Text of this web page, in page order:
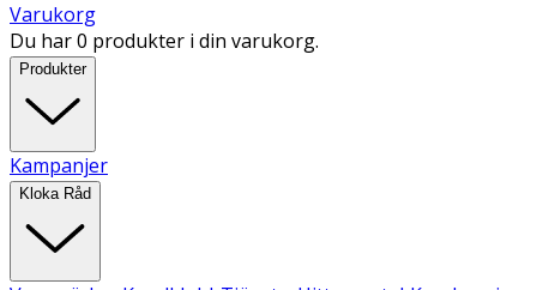
Varukorg
Du har 0 produkter i din varukorg.
Produkter
Kampanjer
Kloka Råd